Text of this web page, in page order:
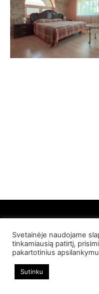
Kontaktai
© 2022 Palangos
Svetainėje naudojame
tinkamiausią patirtį,
pakartotinius
Sutinku